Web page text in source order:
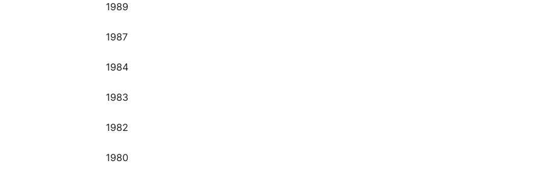
1989
1987
1984
1983
1982
1980